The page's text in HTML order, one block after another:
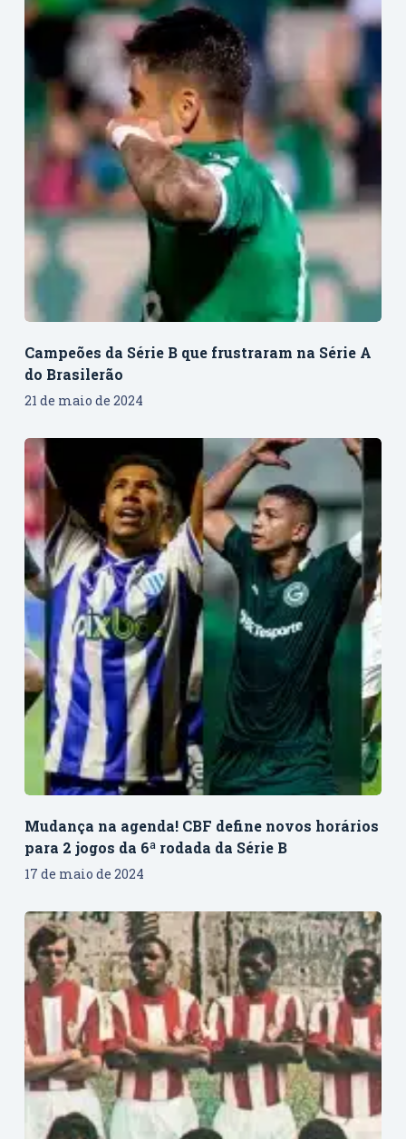
Campeões da Série B que frustraram na Série A
do Brasilerão
21 de maio de 2024
Mudança na agenda! CBF define novos horários
para 2 jogos da 6ª rodada da Série B
17 de maio de 2024